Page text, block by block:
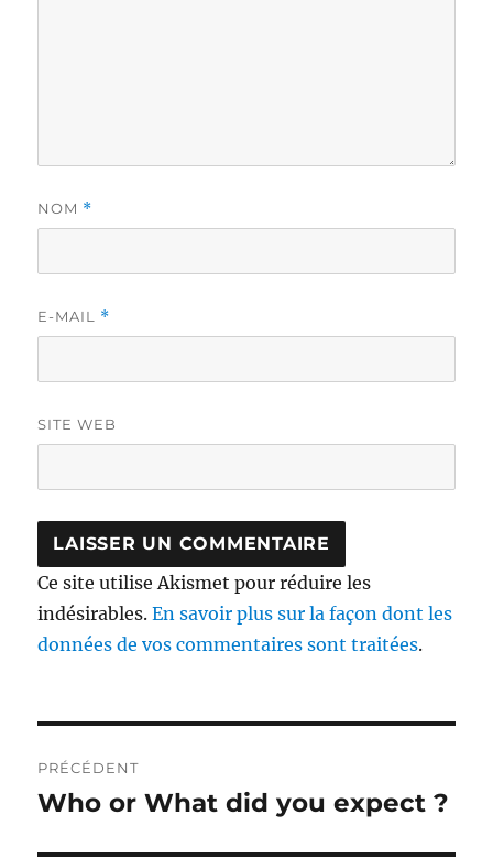
NOM *
E-MAIL *
SITE WEB
Ce site utilise Akismet pour réduire les
indésirables.En savoir plus sur la façon dont les
données de vos commentaires sont traitées.
de
PRÉCÉDENT
Publication
Who or What did you expect ?